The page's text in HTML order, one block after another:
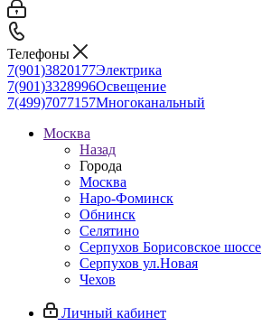
Телефоны
7(901)3820177Электрика
7(901)3328996Освещение
7(499)7077157Многоканальный
Москва
Назад
Города
Москва
Наро-Фоминск
Обнинск
Селятино
Серпухов Борисовское шоссе
Серпухов ул.Новая
Чехов
Личный кабинет